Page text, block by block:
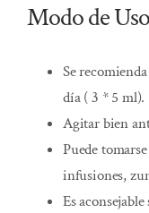
Modo de
Se
día ( 3 * 5 ml).
Agitar bien
Puede
infusiones,
Es